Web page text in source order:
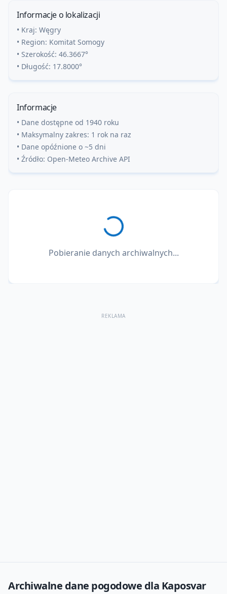
Informacje o lokalizacji
• Kraj: Węgry
• Region: Komitat Somogy
• Szerokość: 46.3667°
• Długość: 17.8000°
Informacje
• Dane dostępne od 1940 roku
• Maksymalny zakres: 1 rok na raz
• Dane opóźnione o ~5 dni
• Źródło: Open-Meteo Archive API
Pobieranie danych archiwalnych...
REKLAMA
Archiwalne dane pogodowe dla Kaposvar